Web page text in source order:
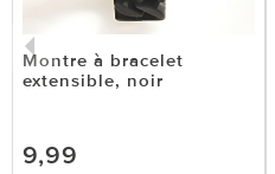
Montre à bracelet
extensible, noir
9,99